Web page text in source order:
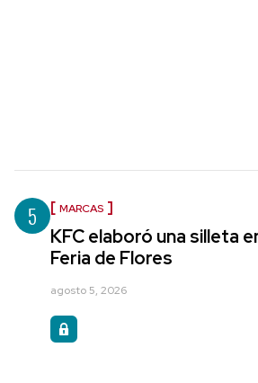
5 MARCAS
KFC elaboró una silleta
Feria de Flores
agosto 5, 2026